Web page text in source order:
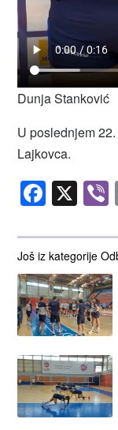
Još iz kategorije
Dunja Stanković
U poslednjem
Lajkovca.
X